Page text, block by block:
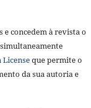
concedem à revista o
que permite o
da sua autoria e